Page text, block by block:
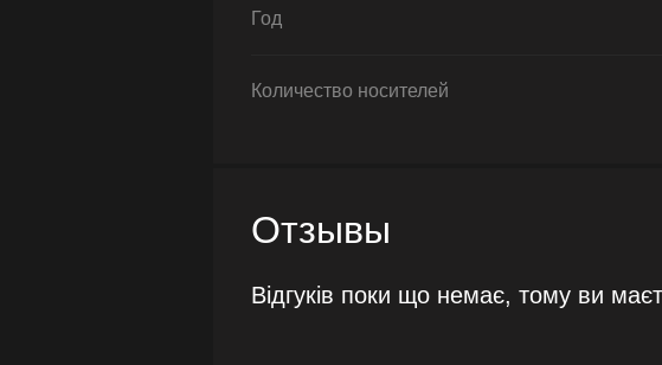
Год
Количество носителей
Отзывы
Відгуків поки що немає, тому ви